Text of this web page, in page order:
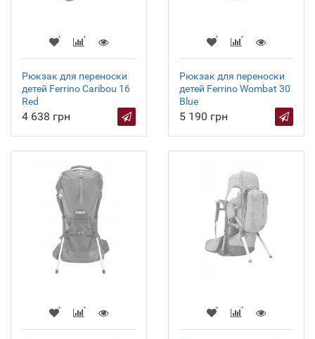
Рюкзак для переноски
детей Ferrino Caribou 16
Red
4 638 грн
Рюкзак для переноски
детей Ferrino Wombat 30
Blue
5 190 грн